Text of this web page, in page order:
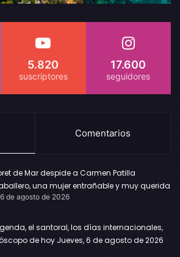
5.820 17.600
Comentarios
de Mar despide a Carmen Patilla
una mujer entrañable y muy querida
6 de agosto de 2026
el santoral, los días internacionales,
de hoy Jueves, 6 de agosto de 2026